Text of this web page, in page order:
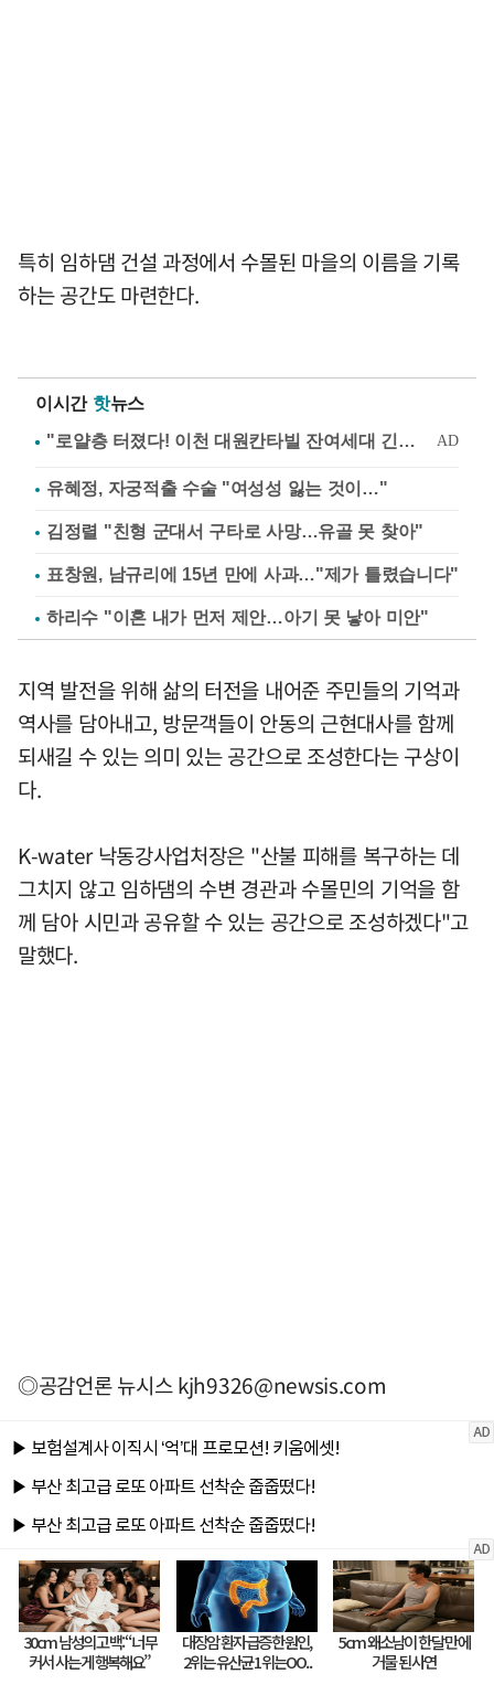
특히 임하댐 건설 과정에서 수몰된 마을의 이름을 기록
하는 공간도 마련한다.
이시간 핫뉴스
유혜정, 자궁적출 수술 "여성성 잃는 것이…"
김정렬 "친형 군대서 구타로 사망…유골 못 찾아"
표창원, 남규리에 15년 만에 사과…"제가 틀렸습니다"
하리수 "이혼 내가 먼저 제안…아기 못 낳아 미안"
지역 발전을 위해 삶의 터전을 내어준 주민들의 기억과
역사를 담아내고, 방문객들이 안동의 근현대사를 함께
되새길 수 있는 의미 있는 공간으로 조성한다는 구상이
다.
K-water 낙동강사업처장은 "산불 피해를 복구하는 데
그치지 않고 임하댐의 수변 경관과 수몰민의 기억을 함
께 담아 시민과 공유할 수 있는 공간으로 조성하겠다"고
말했다.
◎공감언론 뉴시스kjh9326@newsis.com